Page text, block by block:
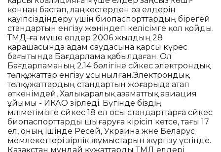
қоннан бастап, лаңкестерден өз елдерін
қауіпсіздіндеру үшін биопаспорттардың бірегей
стандартын енгізу жөніндегі келісімге қол қойды.
ТМД-ға мүше елдер 2006 жылдың 28
қарашасында адам саудасына қарсы күрес
бағытында Бағдарлама қабылдаған. Ол
Бағдарламаның 2.14 бөлігіне сәйкес электрондық
төлқұжаттар енгізу ұсынылған.Электрондық
төлқұжаттардың стандартын жоғарыда атап
өткенімдей, Халықаралық азаматтық авиация
ұйымы - ИКАО әзірледі. Бүгінде біздің
мәліметімізге сәйкес 18 ел осы стандарттарға сәйкес
биопаспорттарды шығаруға кірісіп кетсе, тағы 17
ел, оның ішінде Ресей, Украина және Беларус
мемлекеттері әзірлік жұмыстарын жүргізу үстінде.
Қазақстан мұндай құжаттарды ТМД елдері